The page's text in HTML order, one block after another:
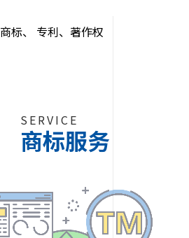
商标、 专利、著作权
SERVICE
商标服务